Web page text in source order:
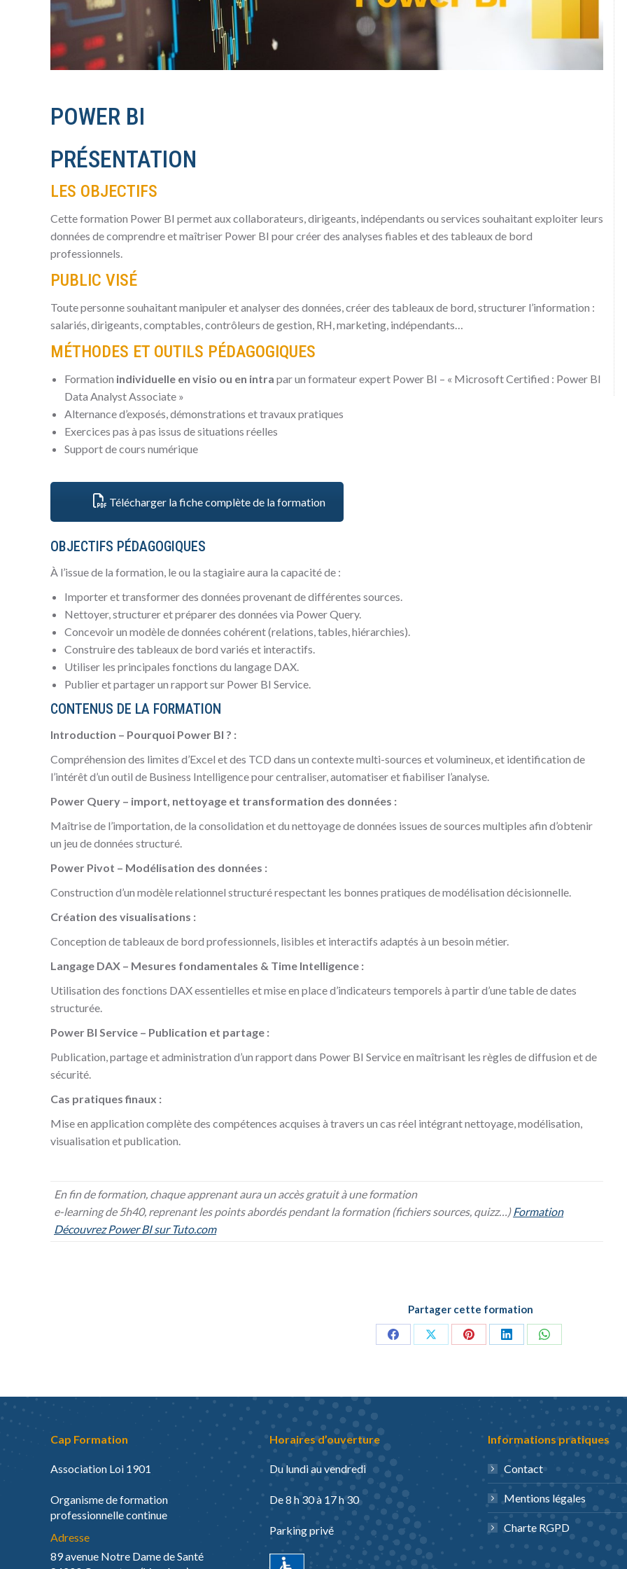
POWER BI
PRÉSENTATION
LES OBJECTIFS
Cette formation Power BI permet aux collaborateurs, dirigeants, indépendants ou services souhaitant exploiter leurs
données de comprendre et maîtriser Power BI pour créer des analyses fiables et des tableaux de bord
professionnels.
PUBLIC VISÉ
Toute personne souhaitant manipuler et analyser des données, créer des tableaux de bord, structurer l’information :
salariés, dirigeants, comptables, contrôleurs de gestion, RH, marketing, indépendants…
MÉTHODES ET OUTILS PÉDAGOGIQUES
Formation individuelle en visio ou en intra par un formateur expert Power BI – « Microsoft Certified : Power BI
Data Analyst Associate »
Alternance d’exposés, démonstrations et travaux pratiques
Exercices pas à pas issus de situations réelles
Support de cours numérique
Télécharger la fiche complète de la formation
OBJECTIFS PÉDAGOGIQUES
À l’issue de la formation, le ou la stagiaire aura la capacité de :
Importer et transformer des données provenant de différentes sources.
Nettoyer, structurer et préparer des données via Power Query.
Concevoir un modèle de données cohérent (relations, tables, hiérarchies).
Construire des tableaux de bord variés et interactifs.
Utiliser les principales fonctions du langage DAX.
Publier et partager un rapport sur Power BI Service.
CONTENUS DE LA FORMATION
Introduction – Pourquoi Power BI ? :
Compréhension des limites d’Excel et des TCD dans un contexte multi-sources et volumineux, et identification de
l’intérêt d’un outil de Business Intelligence pour centraliser, automatiser et fiabiliser l’analyse.
Power Query – import, nettoyage et transformation des données :
Maîtrise de l’importation, de la consolidation et du nettoyage de données issues de sources multiples afin d’obtenir
un jeu de données structuré.
Power Pivot – Modélisation des données :
Construction d’un modèle relationnel structuré respectant les bonnes pratiques de modélisation décisionnelle.
Création des visualisations :
Conception de tableaux de bord professionnels, lisibles et interactifs adaptés à un besoin métier.
Langage DAX – Mesures fondamentales & Time Intelligence :
Utilisation des fonctions DAX essentielles et mise en place d’indicateurs temporels à partir d’une table de dates
structurée.
Power BI Service – Publication et partage :
Publication, partage et administration d’un rapport dans Power BI Service en maîtrisant les règles de diffusion et de
sécurité.
Cas pratiques finaux :
Mise en application complète des compétences acquises à travers un cas réel intégrant nettoyage, modélisation,
visualisation et publication.
En fin de formation, chaque apprenant aura un accès gratuit à une formation
e-learning de 5h40, reprenant les points abordés pendant la formation (fichiers sources, quizz…)Formation
Découvrez Power BI sur Tuto.com
Partager cette formation
PartagerPartagerPartagerPartagerPartager
Cap Formation
Association Loi 1901
Organisme de formation
professionnelle continue
Adresse
89 avenue Notre Dame de Santé
Horaires d’ouverture
Du lundi au vendredi
De 8 h 30 à 17 h 30
Parking privé
Informations pratiques
Contact
Mentions légales
Charte RGPD